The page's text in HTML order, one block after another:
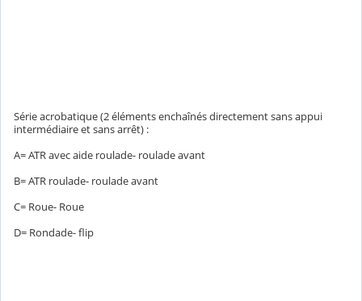
Série acrobatique (2 éléments enchaînés directement sans appui
intermédiaire et sans arrêt) :
A= ATR avec aide roulade- roulade avant
B= ATR roulade- roulade avant
C= Roue- Roue
D= Rondade- flip